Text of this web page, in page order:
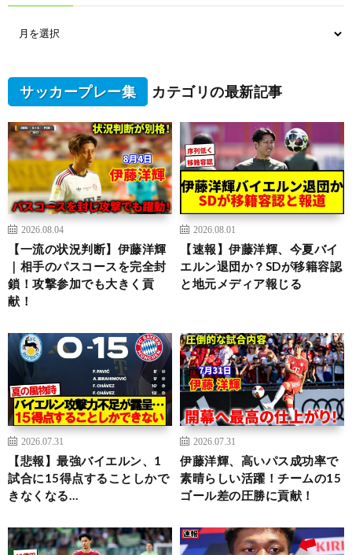
サッカープレー集 カテゴリの最新記事
2026.08.04
【一流の状況判断】伊藤洋輝
｜相手のパスコースを完全封
鎖！攻撃参加でも大きく貢
献！
2026.08.01
【速報】伊藤洋輝、今夏バイ
エルン退団か？SDが移籍容認
と地元メディア報じる
2026.07.31
【悲報】最強バイエルン、1
試合に15得点することしかで
きなくなる…
2026.07.31
伊藤洋輝、高いパス成功率で
素晴らしい活躍！チームの15
ゴール差の圧勝に貢献！